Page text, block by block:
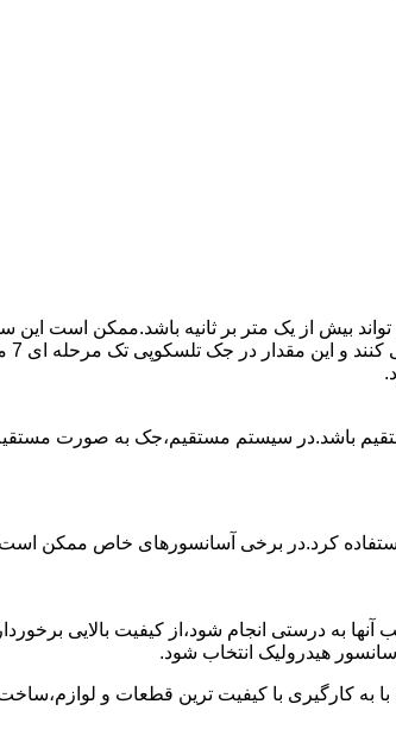
بیش از یک متر بر ثانیه باشد.ممکن است این
باشد.در سیستم مستقیم،جک به صورت
کرد.در برخی آسانسورهای خاص ممکن است
به درستی انجام شود،از کیفیت بالایی
هیدرولیک انتخاب شود.
با به کارگیری با کیفیت ترین قطعات و